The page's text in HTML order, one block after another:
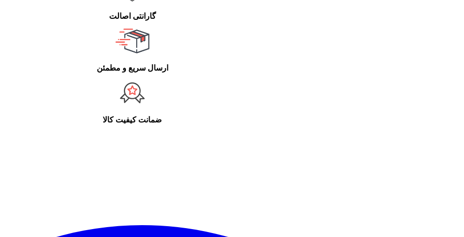
گارانتی اصالت
ارسال سریع و مطمئن
ضمانت کیفیت کالا